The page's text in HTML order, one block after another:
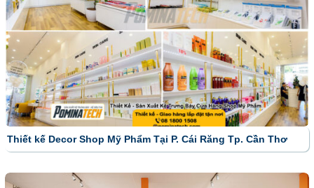
Thiết kế Decor Shop Mỹ Phẩm Tại P. Cái Răng Tp. Cần Thơ